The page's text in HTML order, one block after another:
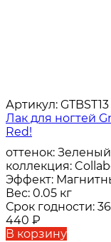
Артикул: GTBST13
Лак для ногтей
Red!
оттенок: Зеленый
коллекция:
Эффект:
Вес: 0.05 кг
Срок годности:
440 ₽
В корзину